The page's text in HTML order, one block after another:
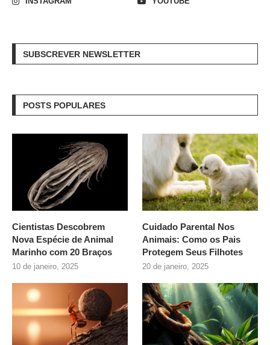
SUBSCREVER NEWSLETTER
POSTS POPULARES
Cientistas Descobrem
Nova Espécie de Animal
Marinho com 20 Braços
10 de janeiro, 2025
Cuidado Parental Nos
Animais: Como os Pais
Protegem Seus Filhotes
20 de janeiro, 2025